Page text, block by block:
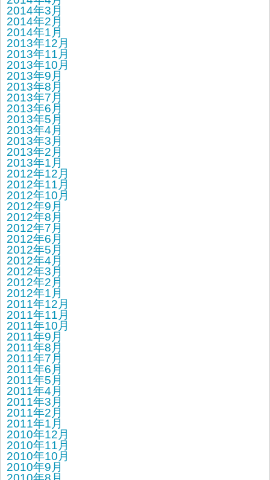
2014年3月
2014年2月
2014年1月
2013年12月
2013年11月
2013年10月
2013年9月
2013年8月
2013年7月
2013年6月
2013年5月
2013年4月
2013年3月
2013年2月
2013年1月
2012年12月
2012年11月
2012年10月
2012年9月
2012年8月
2012年7月
2012年6月
2012年5月
2012年4月
2012年3月
2012年2月
2012年1月
2011年12月
2011年11月
2011年10月
2011年9月
2011年8月
2011年7月
2011年6月
2011年5月
2011年4月
2011年3月
2011年2月
2011年1月
2010年12月
2010年11月
2010年10月
2010年9月